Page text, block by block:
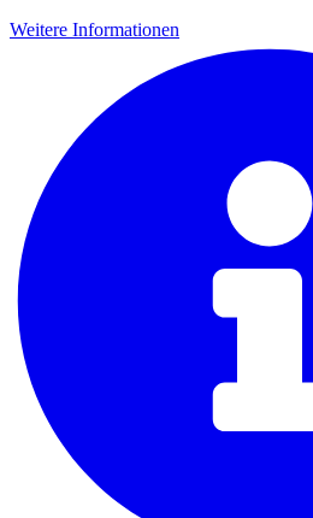
Weitere Informationen